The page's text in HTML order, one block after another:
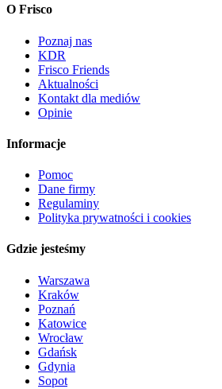
O Frisco
Poznaj nas
KDR
Frisco Friends
Aktualności
Kontakt dla mediów
Opinie
Informacje
Pomoc
Dane firmy
Regulaminy
Polityka prywatności i cookies
Gdzie jesteśmy
Warszawa
Kraków
Poznań
Katowice
Wrocław
Gdańsk
Gdynia
Sopot